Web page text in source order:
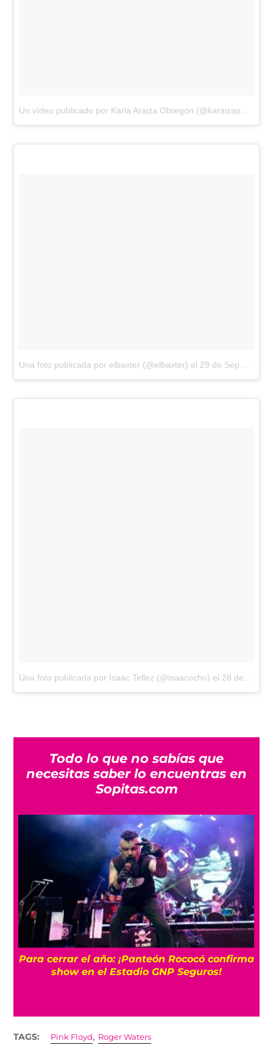
Un vídeo publicado por Karla Araiza Obregón (@karaizaobregon)
Una foto publicada por elbaxter (@elbaxter) el 29 de Sep de 2016 a la(s) 8:10 PDT
Una foto publicada por Isaac Tellez (@isaacocho) el 28 de Sep de 2016 a la(s) 11:28 PDT
Todo lo que no sabías que
necesitas saber lo encuentras en
Sopitas.com
Para cerrar el año: ¡Panteón Rococó confirma
show en el Estadio GNP Seguros!
TAGS: Pink Floyd, Roger Waters